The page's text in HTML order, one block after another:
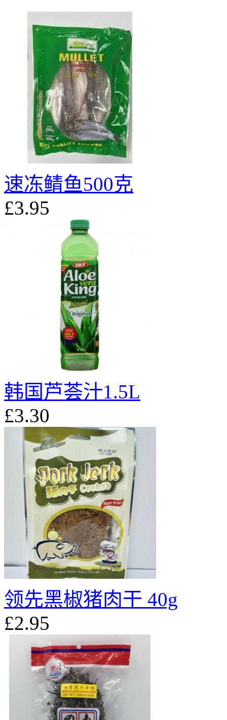
速冻鲭鱼500克
£3.95
韩国芦荟汁1.5L
£3.30
领先黑椒猪肉干 40g
£2.95